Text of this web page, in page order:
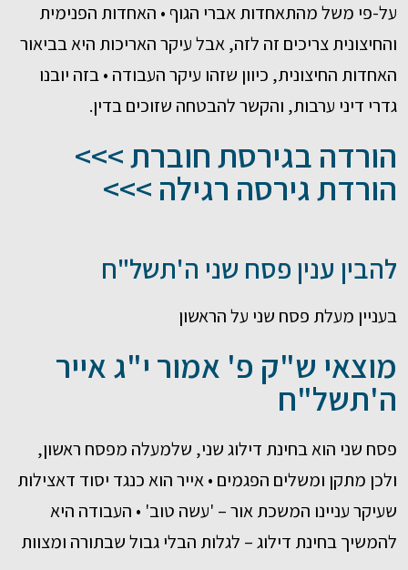
על-פי משל מהתאחדות אברי הגוף • האחדות הפנימית
והחיצונית צריכים זה לזה, אבל עיקר האריכות היא בביאור
האחדות החיצונית, כיוון שזהו עיקר העבודה • בזה יובנו
גדרי דיני ערבות, והקשר להבטחה שזוכים בדין.
הורדה בגירסת חוברת >>>
הורדת גירסה רגילה >>>
להבין ענין פסח שני ה'תשל"ח
בעניין מעלת פסח שני על הראשון
מוצאי ש"ק פ' אמור י"ג אייר
ה'תשל"ח
פסח שני הוא בחינת דילוג שני, שלמעלה מפסח ראשון,
ולכן מתקן ומשלים הפגמים • אייר הוא כנגד יסוד דאצילות
שעיקר עניינו המשכת אור – 'עשה טוב' • העבודה היא
להמשיך בחינת דילוג – לגלות הבלי גבול שבתורה ומצוות